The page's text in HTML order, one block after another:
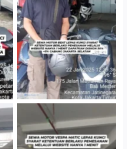
Cityplaza Jatinegara
Gedung Parkir P6A